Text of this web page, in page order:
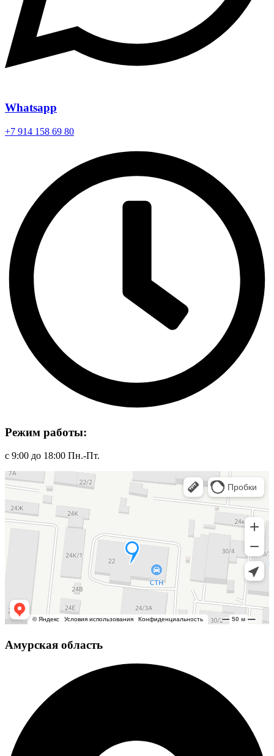
Whatsapp
+7 914 158 69 80
Режим работы:
с 9:00 до 18:00 Пн.-Пт.
Амурская область